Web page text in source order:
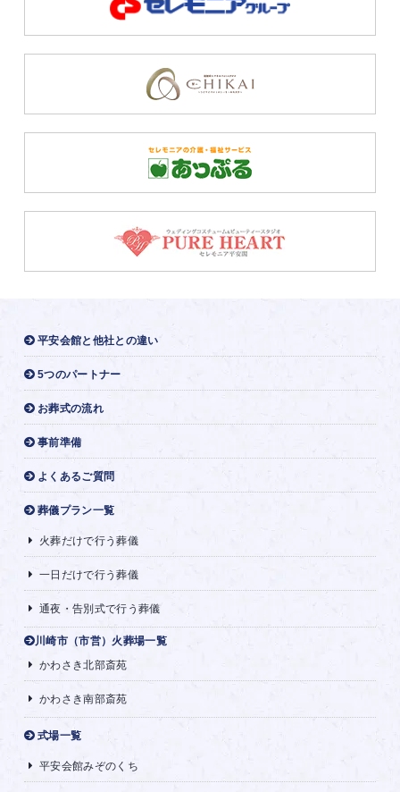
平安会館と他社との違い
5つのパートナー
お葬式の流れ
事前準備
よくあるご質問
葬儀プラン一覧
火葬だけで行う葬儀
一日だけで行う葬儀
通夜・告別式で行う葬儀
川崎市（市営）火葬場一覧
かわさき北部斎苑
かわさき南部斎苑
式場一覧
平安会館みぞのくち